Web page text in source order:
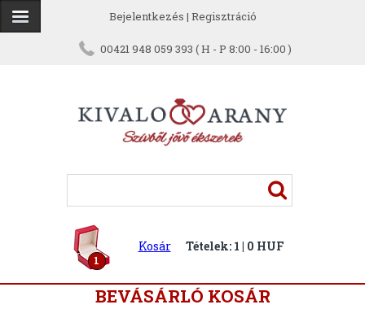
Bejelentkezés | Regisztráció
00421 948 059 393 ( H - P 8:00 - 16:00 )
1
Kosár Tételek: 1 | 0 HUF
BEVÁSÁRLÓ KOSÁR